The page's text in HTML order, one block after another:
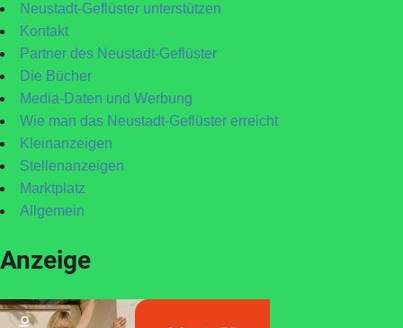
Neustadt-Geflüster unterstützen
Kontakt
Partner des Neustadt-Geflüster
Die Bücher
Media-Daten und Werbung
Wie man das Neustadt-Geflüster erreicht
Kleinanzeigen
Stellenanzeigen
Marktplatz
Allgemein
Anzeige